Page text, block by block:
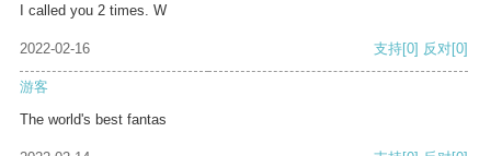
I called you 2 times. W
2022-02-16 支持[0] 反对[0]
游客
The world's best fantas